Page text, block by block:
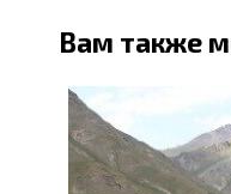
Вам также